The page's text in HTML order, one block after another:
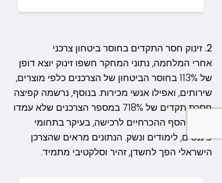
2. זינוק חסר התקדים בחוסר ביטחון צרכני
אחרי המלחמה, נתוני המחקר חשפו זינוק יוצא דופן
של 113% בחוסר הביטחון של הצרכנים כלפי מוצרים,
שירותים, ואפילו אנשי מכירות. בנוסף, נרשמה קפיצה
חסרת תקדים של 718% במספר הצרכנים שלא עמדו
בתנאי הסף ההכרחיים לרכישה, בעיקר בתחומי
פיננסים, לימודים ונשק. הנתונים מראים שהצרכן
הישראלי הפך לחשדן, זהיר וסלקטיבי מתמיד.